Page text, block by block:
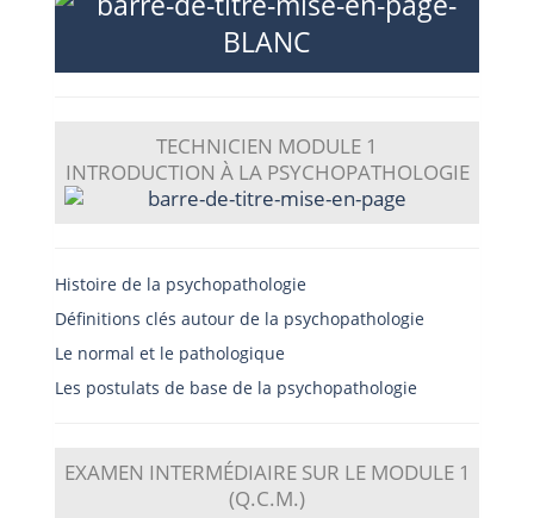
TECHNICIEN MODULE 1
INTRODUCTION À LA PSYCHOPATHOLOGIE
Histoire de la psychopathologie
Définitions clés autour de la psychopathologie
Le normal et le pathologique
Les postulats de base de la psychopathologie
EXAMEN INTERMÉDIAIRE SUR LE MODULE 1
(Q.C.M.)